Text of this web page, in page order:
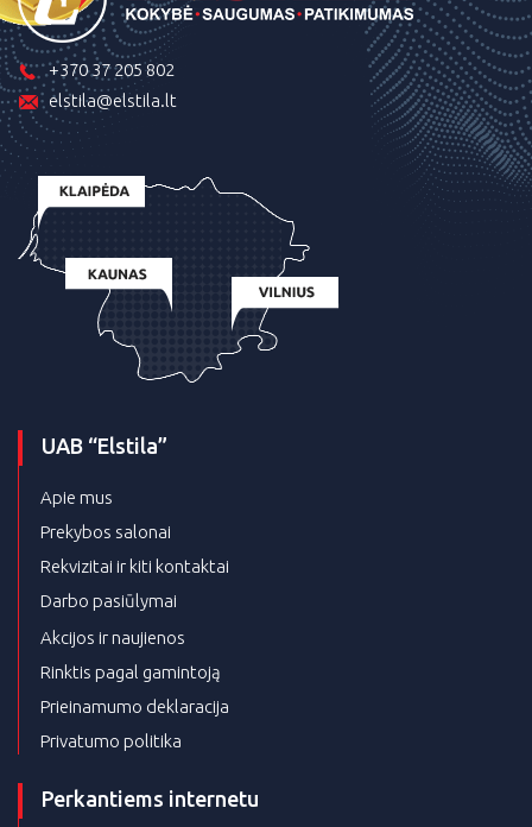
+370 37 205 802
elstila@elstila.lt
UAB “Elstila”
Apie mus
Prekybos salonai
Rekvizitai ir kiti kontaktai
Darbo pasiūlymai
Akcijos ir naujienos
Rinktis pagal gamintoją
Prieinamumo deklaracija
Privatumo politika
Perkantiems internetu